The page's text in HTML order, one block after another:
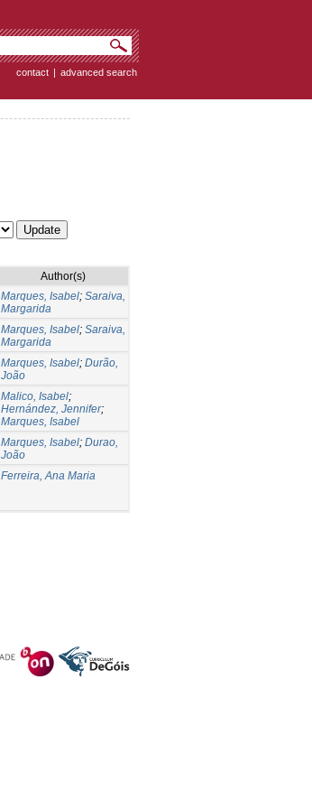
contact | advanced search
Author(s)
Marques, Isabel; Saraiva,
Margarida
Marques, Isabel; Saraiva,
Margarida
Marques, Isabel; Durão,
João
Malico, Isabel;
Hernández, Jennifer;
Marques, Isabel
Marques, Isabel; Durao,
João
Ferreira, Ana Maria